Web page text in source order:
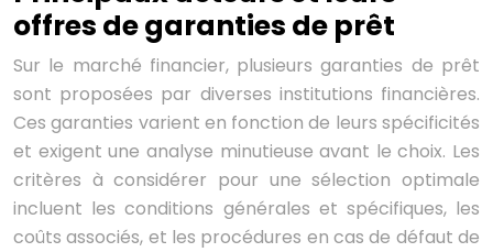
offres de garanties de prêt
Sur le marché financier, plusieurs garanties de prêt
sont proposées par diverses institutions financières.
Ces garanties varient en fonction de leurs spécificités
et exigent une analyse minutieuse avant le choix. Les
critères à considérer pour une sélection optimale
incluent les conditions générales et spécifiques, les
coûts associés, et les procédures en cas de défaut de